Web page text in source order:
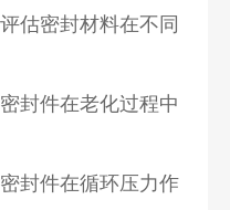
估密封材料在不同
封件在老化过程中
封件在循环压力作